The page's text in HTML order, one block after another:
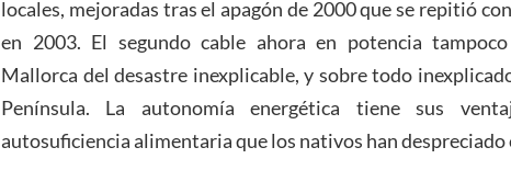
locales, mejoradas tras el apagón de 2000 que se repitió
en 2003. El segundo cable ahora en potencia
Mallorca del desastre inexplicable, y sobre todo
Península. La autonomía energética tiene sus
autosuficiencia alimentaria que los nativos han despreciado